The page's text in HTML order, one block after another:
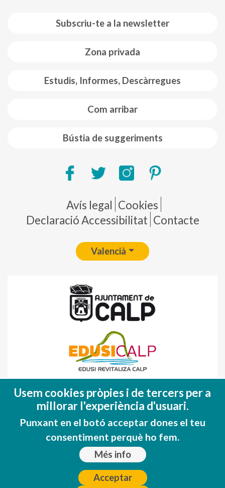
Subscriu-te a la newsletter
Zona privada
Estudis, Informes, Descàrregues
Com arribar
Bústia de suggeriments
Pie de página
Avís legal Cookies
Declaració Accessibilitat Contacte
Valencià
(FEDER)
Una manera de hacer EUROPA
Usem cookies pròpies i de tercers per a
millorar l'experiència d'usuari.
Punxant en el botó acceptar dones el teu
consentiment perquè ho fem.
Més info
Acceptar